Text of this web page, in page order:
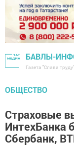
БАВЛЫ-
Газета "Слава
ОБЩЕСТВО
Страховые
ИнтехБанка
Сбербанк,